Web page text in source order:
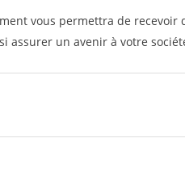
vous permettra de recevoir
assurer un avenir à votre